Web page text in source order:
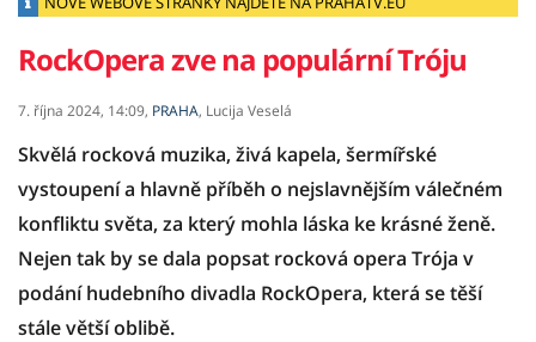
RockOpera zve na populární Tróju
7. října 2024, 14:09, PRAHA, Lucija Veselá
Skvělá rocková muzika, živá kapela, šermířské
vystoupení a hlavně příběh o nejslavnějším válečném
konfliktu světa, za který mohla láska ke krásné ženě.
Nejen tak by se dala popsat rocková opera Trója v
podání hudebního divadla RockOpera, která se těší
stále větší oblibě.